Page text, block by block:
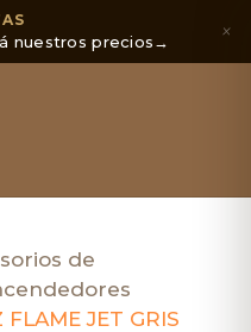
nuestros precios→ ×
de
FLAME JET GRIS